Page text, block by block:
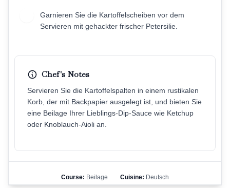
Garnieren Sie die Kartoffelscheiben vor dem
Servieren mit gehackter frischer Petersilie.
Chef's Notes
Servieren Sie die Kartoffelspalten in einem rustikalen
Korb, der mit Backpapier ausgelegt ist, und bieten Sie
eine Beilage Ihrer Lieblings-Dip-Sauce wie Ketchup
oder Knoblauch-Aioli an.
Course: Beilage Cuisine: Deutsch